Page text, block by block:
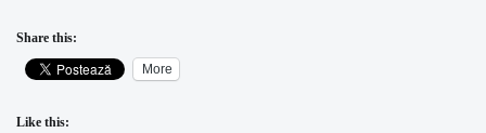
Share this:
More
Like this: